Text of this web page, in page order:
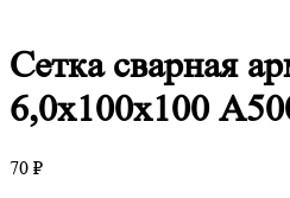
Сеткасварная
6,0х100х100
70 ₽